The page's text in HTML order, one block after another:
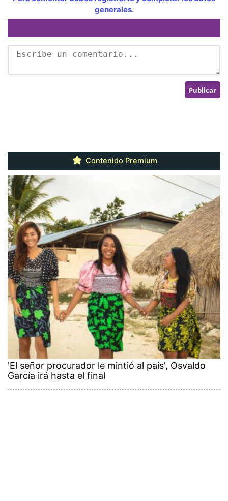
generales.
Contenido Premium
'El señor procurador le mintió al país', Osvaldo
García irá hasta el final